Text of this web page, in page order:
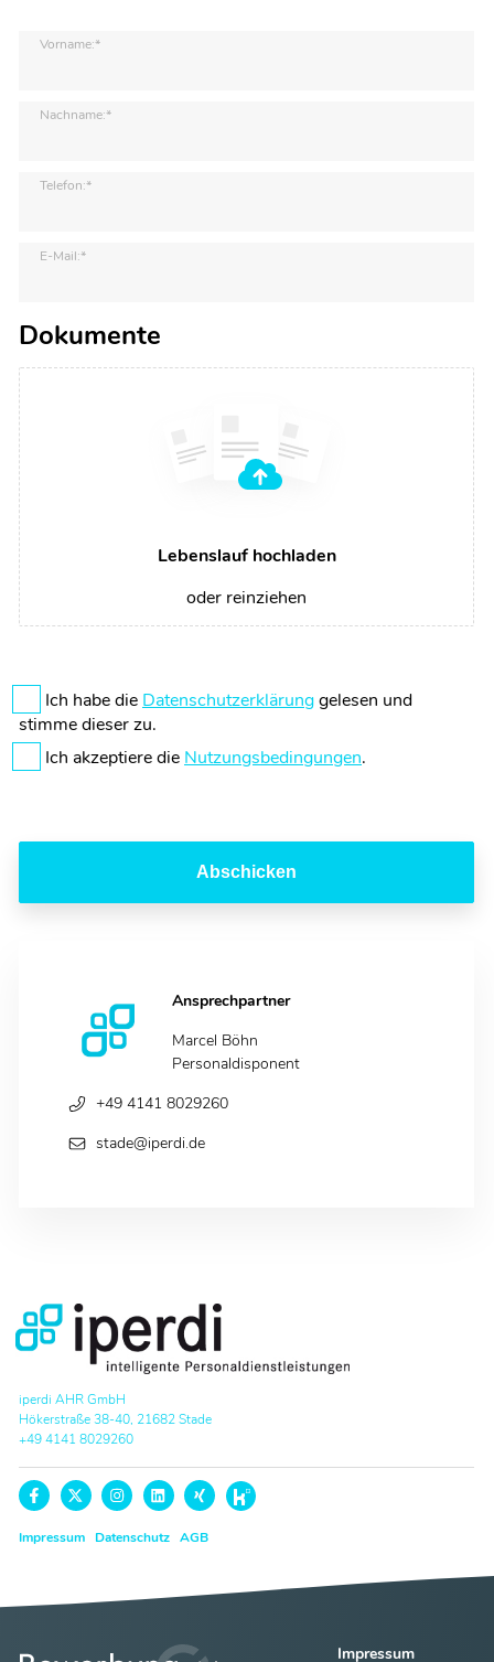
Ansprechpartner
Marcel Böhn
Personaldisponent
+49 4141 8029260
stade@iperdi.de
Vorname:*
Nachname:*
Telefon:*
E-Mail:*
Dokumente
Lebenslauf hochladen
oder reinziehen
Ich habe die Datenschutzerklärunggelesen und
stimme dieser zu.
Ich akzeptiere die Nutzungsbedingungen.
Abschicken
iperdi AHR GmbH
Hökerstraße 38-40, 21682 Stade
+49 4141 8029260
Impressum Datenschutz AGB
Impressum